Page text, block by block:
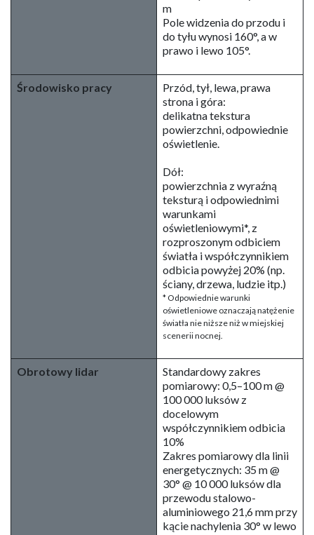
m
Pole widzenia do przodu i
do tyłu wynosi 160°, a w
prawo i lewo 105°.
Środowisko pracy
Przód, tył, lewa, prawa
strona i góra:
delikatna tekstura
powierzchni, odpowiednie
oświetlenie.
Dół:
powierzchnia z wyraźną
teksturą i odpowiednimi
warunkami
oświetleniowymi*, z
rozproszonym odbiciem
światła i współczynnikiem
odbicia powyżej 20% (np.
ściany, drzewa, ludzie itp.)
* Odpowiednie warunki
oświetleniowe oznaczają natężenie
światła nie niższe niż w miejskiej
scenerii nocnej.
Obrotowy lidar
Standardowy zakres
pomiarowy: 0,5–100 m @
100 000 luksów z
docelowym
współczynnikiem odbicia
10%
Zakres pomiarowy dla linii
energetycznych: 35 m @
30° @ 10 000 luksów dla
przewodu stalowo-
aluminiowego 21,6 mm przy
kącie nachylenia 30° w lewo